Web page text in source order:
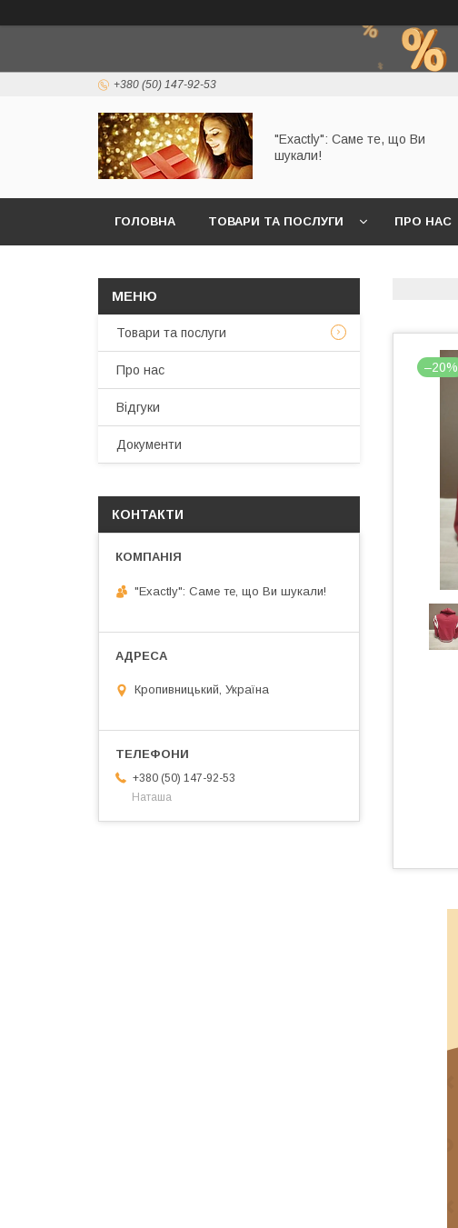
+380 (50) 147-92-53
"Exactly": Саме те, що Ви
шукали!
ГОЛОВНА ТОВАРИ ТА ПОСЛУГИ ПРО НАС
–20%
Товари та послуги
Про нас
Відгуки
Документи
КОНТАКТИ
"Exactly": Саме те, що Ви шукали!
Кропивницький, Україна
+380 (50) 147-92-53
Наташа